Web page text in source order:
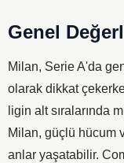
Genel
Milan, Serie A'da
olarak dikkat
ligin alt sıralarında
Milan, güçlü hücum
anlar yaşatabilir.